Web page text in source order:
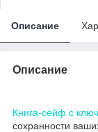
Описание
Описание
Книга-сейф с
сохранности